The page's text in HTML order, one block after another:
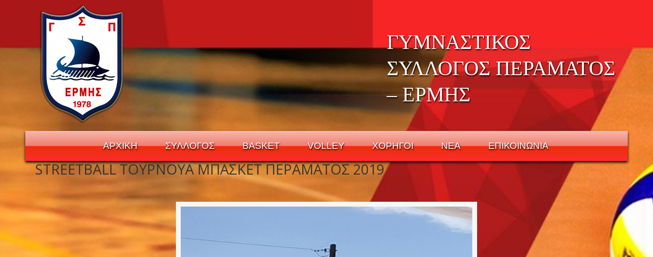
ΓΥΜΝΑΣΤΙΚΟΣ
ΣΥΛΛΟΓΟΣ ΠΕΡΑΜΑΤΟΣ
– ΕΡΜΗΣ
ΑΡΧΙΚΗ ΣΥΛΛΟΓΟΣ BASKET VOLLEY ΧΟΡΗΓΟΙ ΝΕΑ ΕΠΙΚΟΙΝΩΝΙΑ
Navigation
STREETBALL TΟΥΡΝΟΥΑ ΜΠΑΣΚΕΤ ΠΕΡΑΜΑΤΟΣ 2019